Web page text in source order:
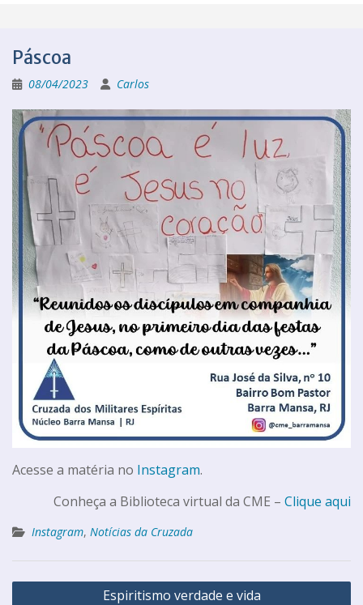
Páscoa
08/04/2023 Carlos
Acesse a matéria no Instagram.
Conheça a Biblioteca virtual da CME – Clique aqui
Instagram, Notícias da Cruzada
Espiritismo verdade e vida